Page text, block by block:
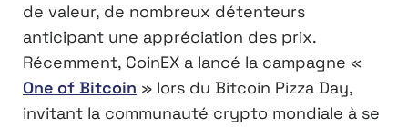
de valeur, de nombreux détenteurs
anticipant une appréciation des prix.
Récemment, CoinEX a lancé la campagne «
One of Bitcoin » lors du Bitcoin Pizza Day,
invitant la communauté crypto mondiale à se